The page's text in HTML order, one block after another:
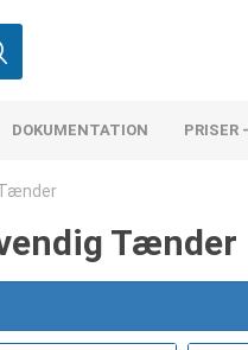
DOKUMENTATION PRISER
Tænder